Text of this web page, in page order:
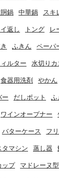
鍋 中華鍋 スキ
返し トング レ
ふきん ペーパ
ルター 水切りカ
食器用洗剤 やかん
ー だしポット ふ
ワインオープナー
バターケース フ
タマシン 蒸し器
ップ マドレーヌ型